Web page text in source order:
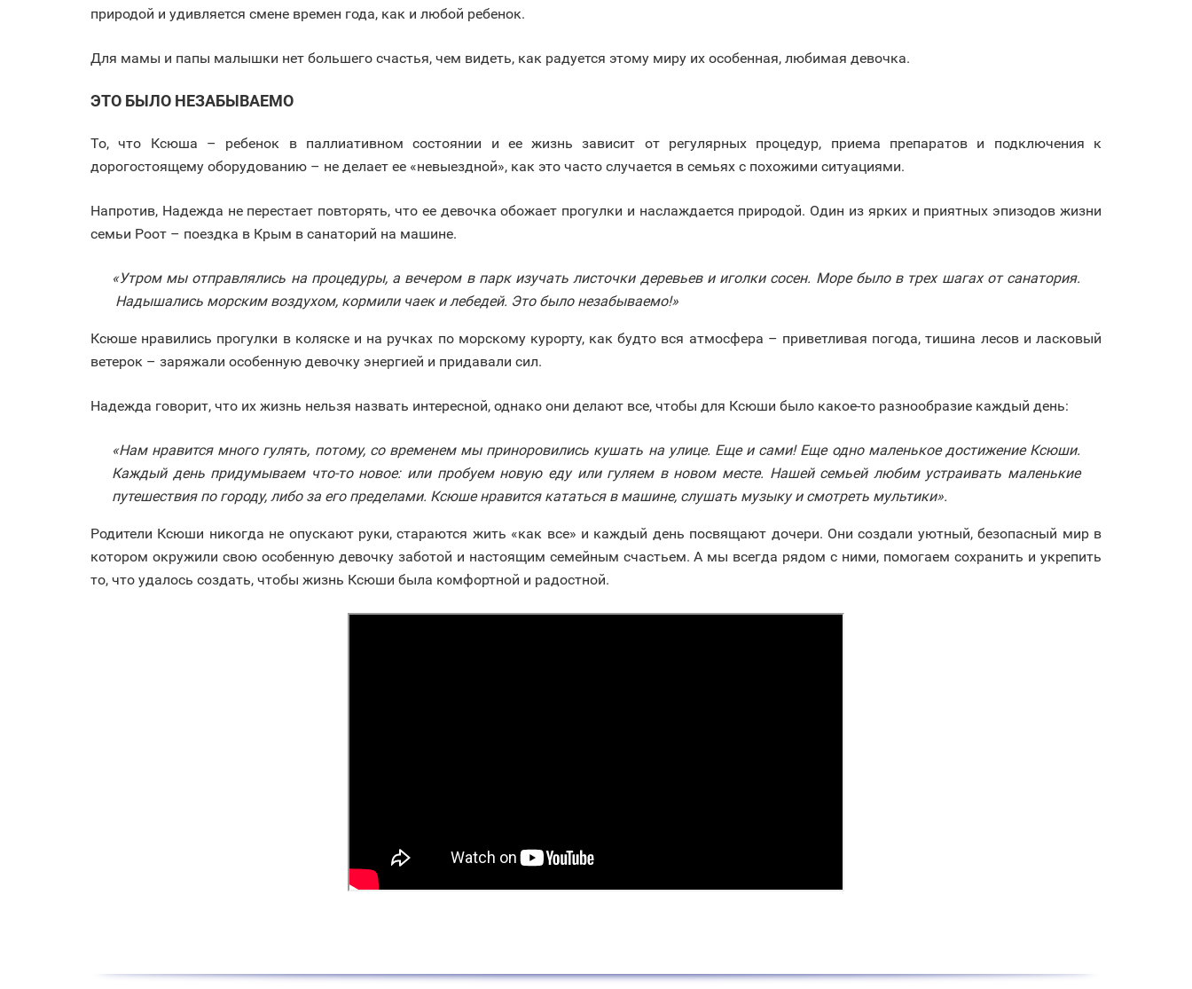
природой и удивляется смене времен года, как и любой ребенок.
Для мамы и папы малышки нет большего счастья, чем видеть, как радуется этому миру их особенная, любимая девочка.
ЭТО БЫЛО НЕЗАБЫВАЕМО
То, что Ксюша – ребенок в паллиативном состоянии и ее жизнь зависит от регулярных процедур, приема препаратов и подключения к
дорогостоящему оборудованию – не делает ее «невыездной», как это часто случается в семьях с похожими ситуациями.
Напротив, Надежда не перестает повторять, что ее девочка обожает прогулки и наслаждается природой. Один из ярких и приятных эпизодов жизни
семьи Роот – поездка в Крым в санаторий на машине.
«Утром мы отправлялись на процедуры, а вечером в парк изучать листочки деревьев и иголки сосен. Море было в трех шагах от санатория.
Надышались морским воздухом, кормили чаек и лебедей. Это было незабываемо!»
Ксюше нравились прогулки в коляске и на ручках по морскому курорту, как будто вся атмосфера – приветливая погода, тишина лесов и ласковый
ветерок – заряжали особенную девочку энергией и придавали сил.
Надежда говорит, что их жизнь нельзя назвать интересной, однако они делают все, чтобы для Ксюши было какое-то разнообразие каждый день:
«Нам нравится много гулять, потому, со временем мы приноровились кушать на улице. Еще и сами! Еще одно маленькое достижение Ксюши.
Каждый день придумываем что-то новое: или пробуем новую еду или гуляем в новом месте. Нашей семьей любим устраивать маленькие
путешествия по городу, либо за его пределами. Ксюше нравится кататься в машине, слушать музыку и смотреть мультики».
Родители Ксюши никогда не опускают руки, стараются жить «как все» и каждый день посвящают дочери. Они создали уютный, безопасный мир в
котором окружили свою особенную девочку заботой и настоящим семейным счастьем. А мы всегда рядом с ними, помогаем сохранить и укрепить
то, что удалось создать, чтобы жизнь Ксюши была комфортной и радостной.